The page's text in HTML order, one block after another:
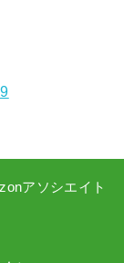
アソシエイト